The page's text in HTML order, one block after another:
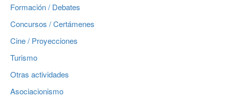
Formación / Debates
Concursos / Certámenes
Cine / Proyecciones
Turismo
Otras actividades
Asociacionismo